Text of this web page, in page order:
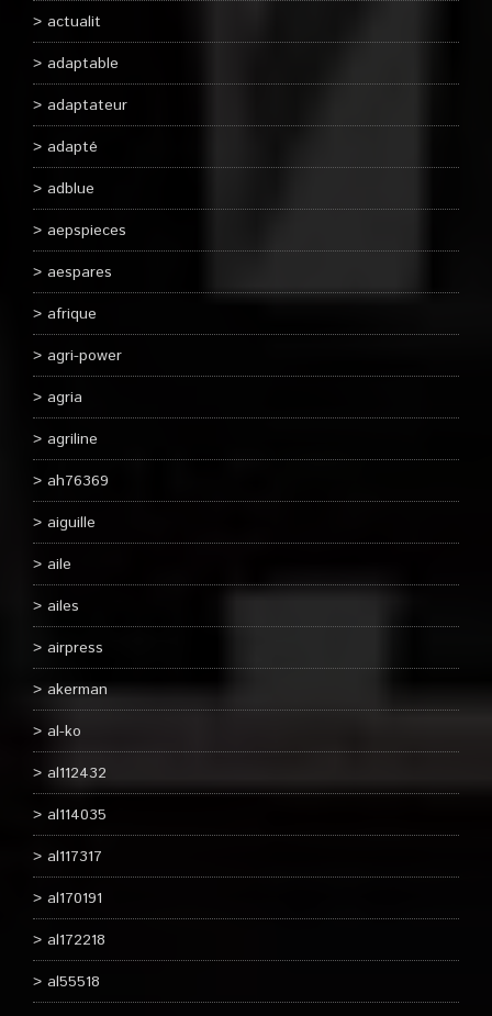
actualit
adaptable
adaptateur
adapté
adblue
aepspieces
aespares
afrique
agri-power
agria
agriline
ah76369
aiguille
aile
ailes
airpress
akerman
al-ko
al112432
al114035
al117317
al170191
al172218
al55518